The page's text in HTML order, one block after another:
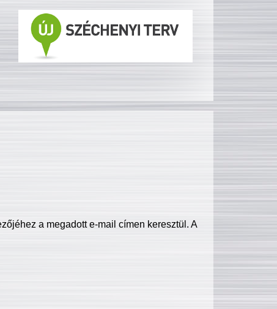
a megadott e-mail címen keresztül. A